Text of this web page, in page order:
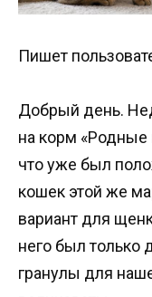
Пишет
Добрый день.
на корм «Родные
что уже был
кошек этой же
вариант для
него был только
гранулы для